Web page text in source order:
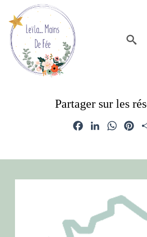
Partager sur les
FacebookLinkedIn